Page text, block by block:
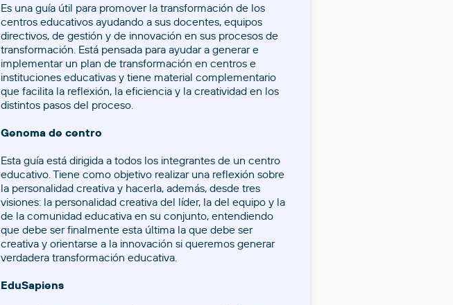
Es una guía útil para promover la transformación de los
centros educativos ayudando a sus docentes, equipos
directivos, de gestión y de innovación en sus procesos de
transformación. Está pensada para ayudar a generar e
implementar un plan de transformación en centros e
instituciones educativas y tiene material complementario
que facilita la reflexión, la eficiencia y la creatividad en los
distintos pasos del proceso.
Genoma de centro
Esta guía está dirigida a todos los integrantes de un centro
educativo. Tiene como objetivo realizar una reflexión sobre
la personalidad creativa y hacerla, además, desde tres
visiones: la personalidad creativa del líder, la del equipo y la
de la comunidad educativa en su conjunto, entendiendo
que debe ser finalmente esta última la que debe ser
creativa y orientarse a la innovación si queremos generar
verdadera transformación educativa.
EduSapiens